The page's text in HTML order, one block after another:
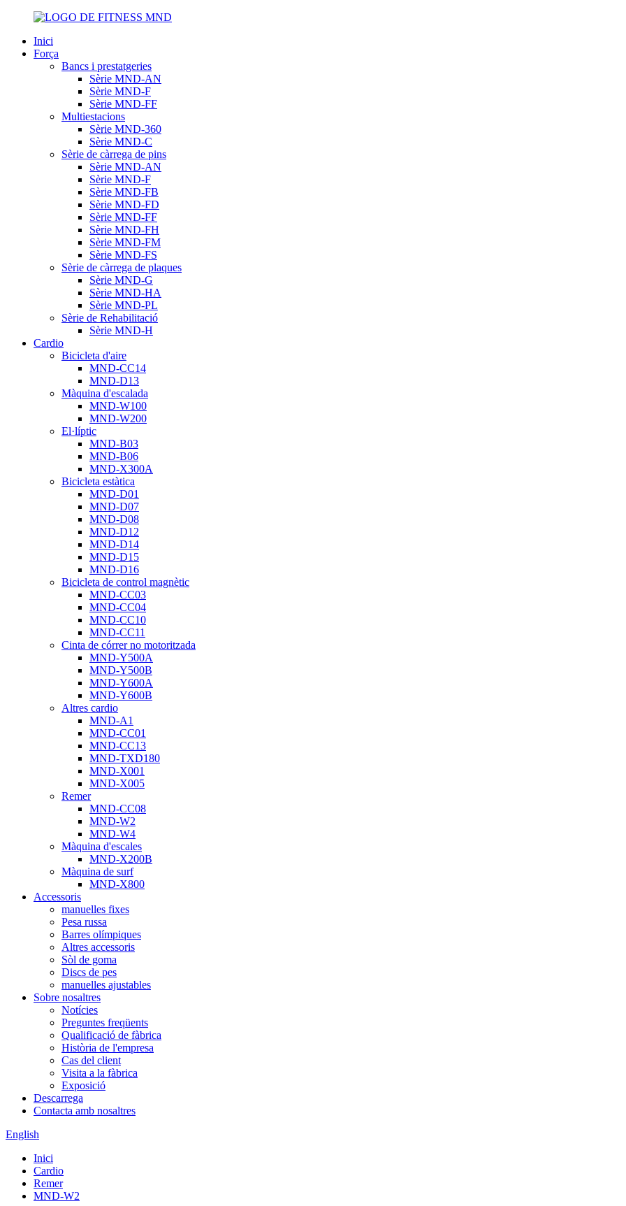
Inici
Força
Bancs i prestatgeries
Sèrie MND-AN
Sèrie MND-F
Sèrie MND-FF
Multiestacions
Sèrie MND-360
Sèrie MND-C
Sèrie de càrrega de pins
Sèrie MND-AN
Sèrie MND-F
Sèrie MND-FB
Sèrie MND-FD
Sèrie MND-FF
Sèrie MND-FH
Sèrie MND-FM
Sèrie MND-FS
Sèrie de càrrega de plaques
Sèrie MND-G
Sèrie MND-HA
Sèrie MND-PL
Sèrie de Rehabilitació
Sèrie MND-H
Cardio
Bicicleta d'aire
MND-CC14
MND-D13
Màquina d'escalada
MND-W100
MND-W200
El·líptic
MND-B03
MND-B06
MND-X300A
Bicicleta estàtica
MND-D01
MND-D07
MND-D08
MND-D12
MND-D14
MND-D15
MND-D16
Bicicleta de control magnètic
MND-CC03
MND-CC04
MND-CC10
MND-CC11
Cinta de córrer no motoritzada
MND-Y500A
MND-Y500B
MND-Y600A
MND-Y600B
Altres cardio
MND-A1
MND-CC01
MND-CC13
MND-TXD180
MND-X001
MND-X005
Remer
MND-CC08
MND-W2
MND-W4
Màquina d'escales
MND-X200B
Màquina de surf
MND-X800
Accessoris
manuelles fixes
Pesa russa
Barres olímpiques
Altres accessoris
Sòl de goma
Discs de pes
manuelles ajustables
Sobre nosaltres
Notícies
Preguntes freqüents
Qualificació de fàbrica
Història de l'empresa
Cas del client
Visita a la fàbrica
Exposició
Descarrega
Contacta amb nosaltres
English
Inici
Cardio
Remer
MND-W2